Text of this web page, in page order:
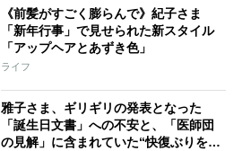
《前髪がすごく膨らんで》紀子さま
「新年行事」で見せられた新スタイル
「アップヘアとあずき色」
ライフ
雅子さま、ギリギリの発表となった
「誕生日文書」への不安と、「医師団
の見解」に含まれていた“快復ぶりを示